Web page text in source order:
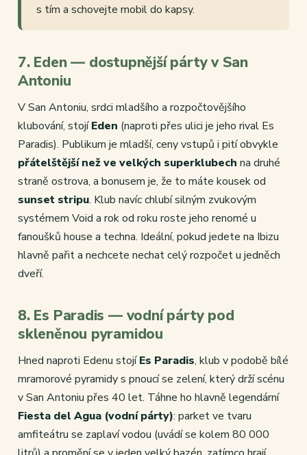
s tím a schovejte mobil do kapsy.
7. Eden — dostupnější párty v San
Antoniu
V San Antoniu, srdci mladšího a rozpočtovějšího
klubování, stojíEden (naproti přes ulici je jeho rival Es
Paradis). Publikum je mladší, ceny vstupů i pití obvykle
přátelštější než ve velkých superklubech na druhé
straně ostrova, a bonusem je, že to máte kousek od
sunset stripu. Klub navíc chlubí silným zvukovým
systémem Void a rok od roku roste jeho renomé u
fanoušků house a techna. Ideální, pokud jedete na Ibizu
hlavně pařit a nechcete nechat celý rozpočet u jedněch
dveří.
8. Es Paradis — vodní párty pod
skleněnou pyramidou
Hned naproti Edenu stojíEs Paradis, klub v podobě bílé
mramorové pyramidy s pnoucí se zelení, který drží scénu
v San Antoniu přes 40 let. Táhne ho hlavně legendární
Fiesta del Agua (vodní párty): parket ve tvaru
amfiteátru se zaplaví vodou (uvádí se kolem 80 000